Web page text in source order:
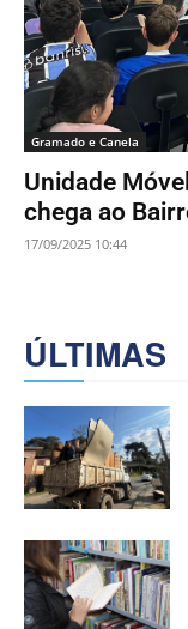
Gramado e Canela
Unidade
chega ao
17/09/2025 10:44
ÚLTIMAS